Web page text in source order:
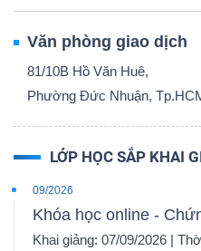
Văn phòng giao dịch
81/10B Hồ Văn Huê,
Phường Đức Nhuận,
LỚP HỌC SẮP KHAI
09/2026
Khóa học online -
Khai giảng: 07/09/2026 |